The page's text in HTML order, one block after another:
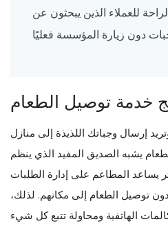
للعملاء الذين يبحثون عن
خدمة توصيل الطعام
إرسال وجباتك اللذيذة إلى منازل
يشبه الصديق المفيد الذي ينظم
يساعد المطاعم على إدارة الطلبات
توصيل الطعام إلى مكانهم. لذلك،
الهاتفية ومحاولة تتبع كل شيء